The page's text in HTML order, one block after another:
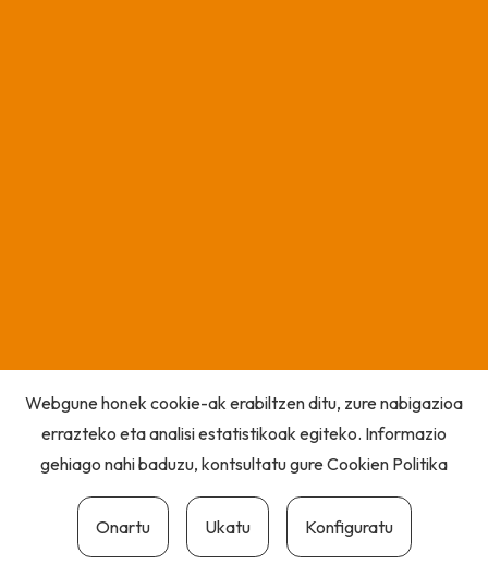
Webgune honek cookie-ak erabiltzen ditu, zure nabigazioa
errazteko eta analisi estatistikoak egiteko. Informazio
gehiago nahi baduzu, kontsultatu gureCookien Politika
Onartu Ukatu Konfiguratu